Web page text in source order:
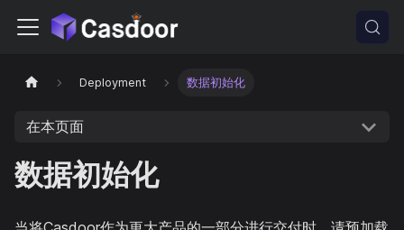
Deployment 数据初始化
在本页面
数据初始化